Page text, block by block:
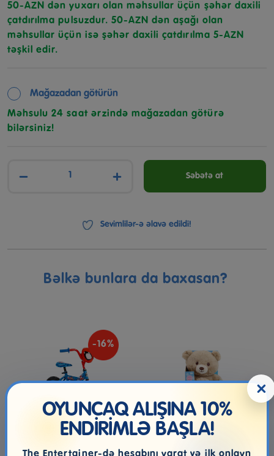
50-AZN dən yuxarı olan məhsullar üçün şəhər daxili
çatdırılma pulsuzdur. 50-AZN dən aşağı olan
məhsullar üçün isə şəhər daxili çatdırılma 5-AZN
təşkil edir.
Mağazadan götürün
Məhsulu 24 saat ərzində mağazadan götürə
bilərsiniz!
− + Səbətə at
Sevimlilər-ə əlavə edildi!
Bəlkə bunlara da baxasan?
-16%
×
OYUNCAQ ALIŞINA 10%
ENDİRİMLƏ BAŞLA!